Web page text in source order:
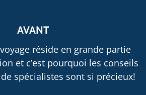
AVANT
voyage réside en grande partie
et c’est pourquoi les conseils
spécialistes sont si précieux!